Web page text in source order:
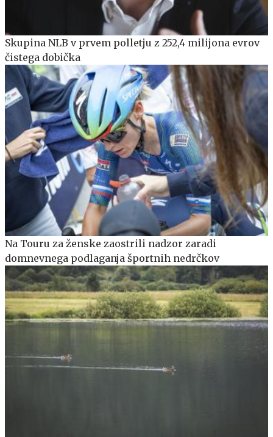
Skupina NLB v prvem polletju z 252,4 milijona evrov
čistega dobička
Na Touru za ženske zaostrili nadzor zaradi
domnevnega podlaganja športnih nedrčkov